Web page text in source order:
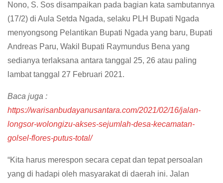
Nono, S. Sos disampaikan pada bagian kata sambutannya
(17/2) di Aula Setda Ngada, selaku PLH Bupati Ngada
menyongsong Pelantikan Bupati Ngada yang baru, Bupati
Andreas Paru, Wakil Bupati Raymundus Bena yang
sedianya terlaksana antara tanggal 25, 26 atau paling
lambat tanggal 27 Februari 2021.
Baca juga :
https://warisanbudayanusantara.com/2021/02/16/jalan-
longsor-wolongizu-akses-sejumlah-desa-kecamatan-
golsel-flores-putus-total/
“Kita harus merespon secara cepat dan tepat persoalan
yang di hadapi oleh masyarakat di daerah ini. Jalan